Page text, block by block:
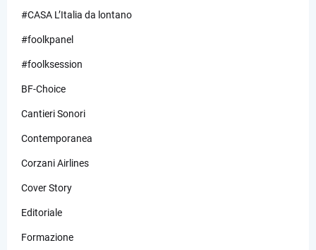
#CASA L’Italia da lontano
#foolkpanel
#foolksession
BF-Choice
Cantieri Sonori
Contemporanea
Corzani Airlines
Cover Story
Editoriale
Formazione